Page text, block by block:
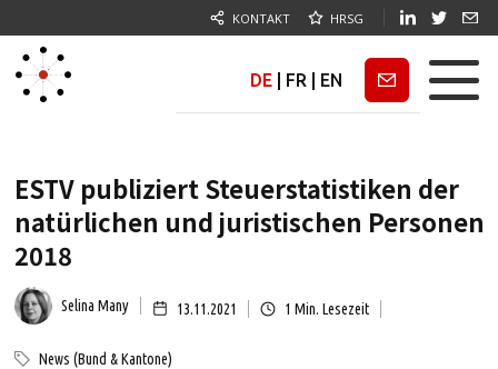
KONTAKT HRSG
DE FR EN Newsletter
ESTV publiziert Steuerstatistiken der
natürlichen und juristischen Personen
2018
Selina Many 13.11.2021 1 Min. Lesezeit
News (Bund & Kantone)